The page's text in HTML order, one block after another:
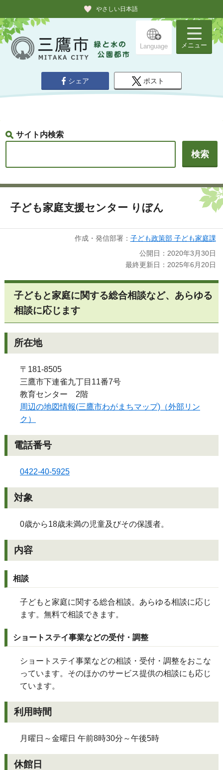
やさしい日本語
Language メニュー
シェア ポスト
サイト内検索
子ども家庭支援センター りぼん
作成・発信部署： 子ども政策部 子ども家庭課
公開日：2020年3月30日
最終更新日：2025年6月20日
子どもと家庭に関する総合相談など、あらゆる
相談に応じます
所在地
〒181-8505
三鷹市下連雀九丁目11番7号
教育センター 2階
周辺の地図情報(三鷹市わがまちマップ)（外部リン
ク）
電話番号
0422-40-5925
対象
0歳から18歳未満の児童及びその保護者。
内容
相談
子どもと家庭に関する総合相談。あらゆる相談に応じ
ます。無料で相談できます。
ショートステイ事業などの受付・調整
ショートステイ事業などの相談・受付・調整をおこな
っています。そのほかのサービス提供の相談にも応じ
ています。
利用時間
月曜日～金曜日 午前8時30分～午後5時
休館日